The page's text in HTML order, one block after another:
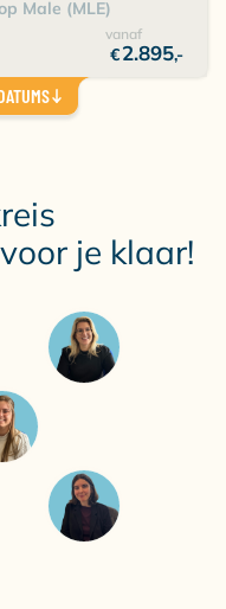
Male (MLE)
vanaf
€2.895,-
je klaar!